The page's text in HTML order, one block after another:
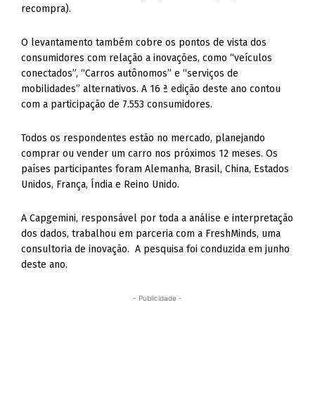
recompra).
O levantamento também cobre os pontos de vista dos
consumidores com relação a inovações, como “veículos
conectados”, “Carros autônomos” e “serviços de
mobilidades” alternativos. A 16 ª edição deste ano contou
com a participação de 7.553 consumidores.
Todos os respondentes estão no mercado, planejando
comprar ou vender um carro nos próximos 12 meses. Os
países participantes foram Alemanha, Brasil, China, Estados
Unidos, França, Índia e Reino Unido.
A Capgemini, responsável por toda a análise e interpretação
dos dados, trabalhou em parceria com a FreshMinds, uma
consultoria de inovação. A pesquisa foi conduzida em junho
deste ano.
- Publicidade -